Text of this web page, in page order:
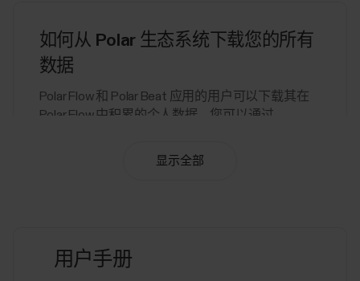
如何从 Polar 生态系统下载您的所有
数据
Polar Flow 和 Polar Beat 应用的用户可以下载其在
Polar Flow 中积累的个人数据。您可以通过
Flow 下载在线数据，请执行以下操作：前往
https://account.polar.com 并使用您的 Polar...
Nightly Recharge™ 恢复测量
显示全部
用户手册